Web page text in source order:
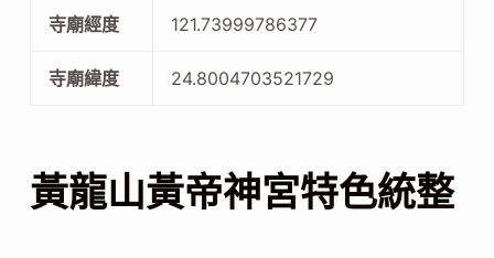
寺廟經度 121.73999786377
寺廟緯度 24.8004703521729
黃龍山黃帝神宮特色統整